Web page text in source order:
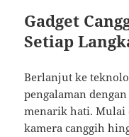
Gadget
Setiap
Berlanjut ke
pengalaman
menarik hati. Mulai
kamera canggih